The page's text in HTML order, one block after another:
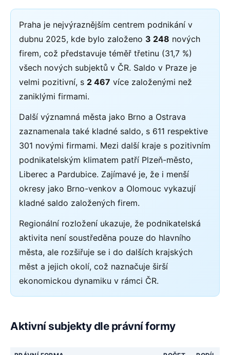
Praha je nejvýraznějším centrem podnikání v
dubnu 2025, kde bylo založeno 3 248 nových
firem, což představuje téměř třetinu (31,7 %)
všech nových subjektů v ČR. Saldo v Praze je
velmi pozitivní, s 2 467 více založenými než
zaniklými firmami.
Další významná města jako Brno a Ostrava
zaznamenala také kladné saldo, s 611 respektive
301 novými firmami. Mezi další kraje s pozitivním
podnikatelským klimatem patří Plzeň-město,
Liberec a Pardubice. Zajímavé je, že i menší
okresy jako Brno-venkov a Olomouc vykazují
kladné saldo založených firem.
Regionální rozložení ukazuje, že podnikatelská
aktivita není soustředěna pouze do hlavního
města, ale rozšiřuje se i do dalších krajských
měst a jejich okolí, což naznačuje širší
ekonomickou dynamiku v rámci ČR.
Aktivní subjekty dle právní formy